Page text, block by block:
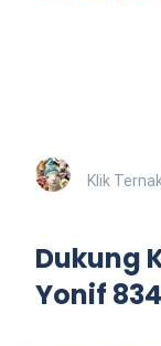
Klik Ternak
Dukung
Yonif